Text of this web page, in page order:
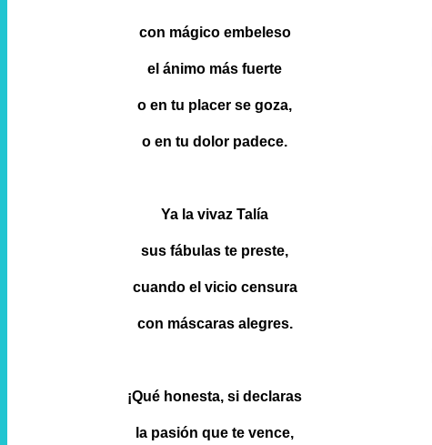
con mágico embeleso
el ánimo más fuerte
o en tu placer se goza,
o en tu dolor padece.
Ya la vivaz Talía
sus fábulas te preste,
cuando el vicio censura
con máscaras alegres.
¡Qué honesta, si declaras
la pasión que te vence,